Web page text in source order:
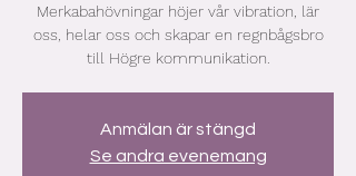
Merkabahövningar höjer vår vibration, lär
oss, helar oss och skapar en regnbågsbro
till Högre kommunikation.
Anmälan är stängd
Se andra evenemang